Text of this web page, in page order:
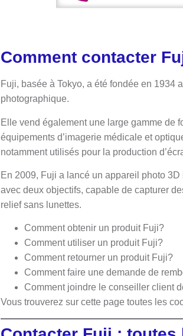
Comment contacter
Fuji, basée à Tokyo, a été fondée en 1934
photographique.
Elle vend également une large gamme de
équipements d’imagerie médicale et
notamment utilisés pour la production
En 2009, Fuji a lancé un appareil photo
avec deux objectifs, capable de capturer
relief sans lunettes.
Comment obtenir un produit Fuji?
Comment utiliser un produit Fuji?
Comment retourner un produit Fuji?
Comment faire une demande de
Comment joindre le conseiller client
Vous trouverez sur cette page toutes les